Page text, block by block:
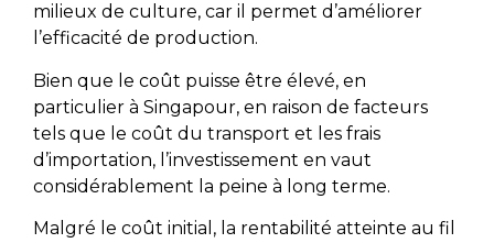
milieux de culture, car il permet d’améliorer
l’efficacité de production.
Bien que le coût puisse être élevé, en
particulier à Singapour, en raison de facteurs
tels que le coût du transport et les frais
d’importation, l’investissement en vaut
considérablement la peine à long terme.
Malgré le coût initial, la rentabilité atteinte au fil